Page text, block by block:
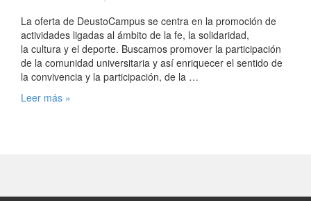
La oferta de DeustoCampus se centra en la promoción de
actividades ligadas al ámbito de la fe, la solidaridad,
la cultura y el deporte. Buscamos promover la participación
de la comunidad universitaria y así enriquecer el sentido de
la convivencia y la participación, de la …
Deusto
Leer más »